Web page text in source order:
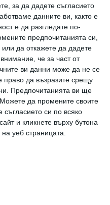
за да дадете съгласието
данните ви, както е
е да разгледате по-
предпочитанията си,
да откажете да дадете
че за част от
ви данни може да не се
право да възразите срещу
Предпочитанията ви ще
да промените своите
съгласието си по всяко
и кликнете върху бутона
уеб страницата.
дете, сина Лука
си съпруг
им тя започна
Двамата се
родители на
родена през
- март 2021 г. и
май 2024 г.